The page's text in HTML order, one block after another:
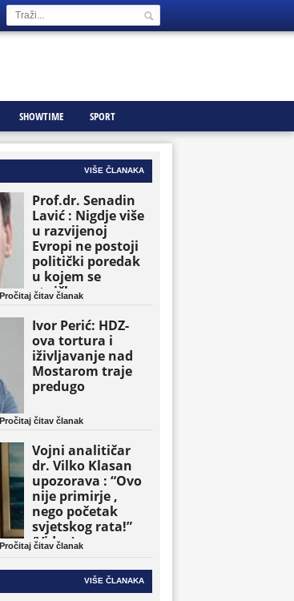
SHOWTIME SPORT
VIŠE ČLANAKA
Prof.dr. Senadin
Lavić : Nigdje više
u razvijenoj
Evropi ne postoji
politički poredak
u kojem se
etničke grupe
pojavljuju kao
osnovne političke
jedinice
Pročitaj čitav članak
Ivor Perić: HDZ-
ova tortura i
iživljavanje nad
Mostarom traje
predugo
Pročitaj čitav članak
Vojni analitičar
dr. Vilko Klasan
upozorava : “Ovo
nije primirje ,
nego početak
svjetskog rata!”
(Video)
Pročitaj čitav članak
VIŠE ČLANAKA